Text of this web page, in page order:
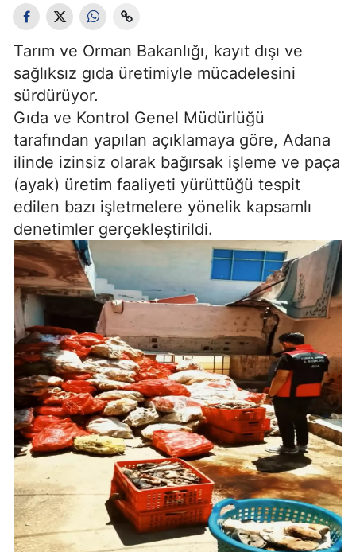
Tarım ve Orman Bakanlığı, kayıt dışı ve
sağlıksız gıda üretimiyle mücadelesini
sürdürüyor.
Gıda ve Kontrol Genel Müdürlüğü
tarafından yapılan açıklamaya göre, Adana
ilinde izinsiz olarak bağırsak işleme ve paça
(ayak) üretim faaliyeti yürüttüğü tespit
edilen bazı işletmelere yönelik kapsamlı
denetimler gerçekleştirildi.